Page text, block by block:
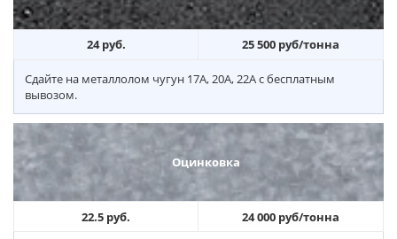
24 руб. 25 500 руб/тонна
Сдайте на металлолом чугун 17А, 20А, 22А с бесплатным
вывозом.
Оцинковка
22.5 руб. 24 000 руб/тонна